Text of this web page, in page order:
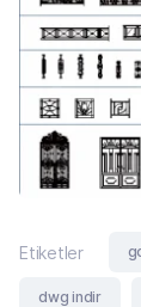
Etiketler
dwg indir